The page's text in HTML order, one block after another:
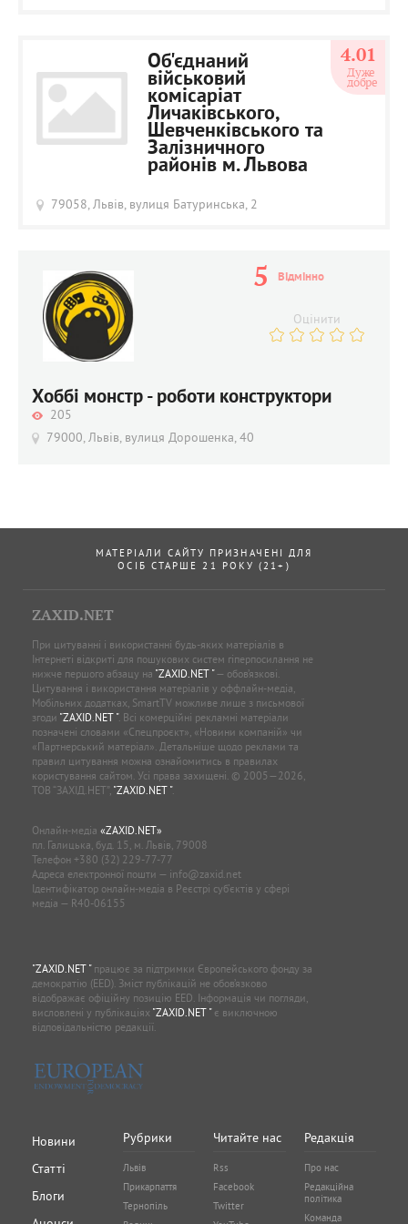
Об'єднаний
військовий
комісаріат
Личаківського,
Шевченківського та
Залізничного
районів м. Львова
79058, Львів, вулиця Батуринська, 2
4.01
Дуже
добре
Хоббі монстр - роботи конструктори
205
79000, Львів, вулиця Дорошенка, 40
5 Відмінно
Оцінити
МАТЕРІАЛИ САЙТУ ПРИЗНАЧЕНІ ДЛЯ
ОСІБ СТАРШЕ 21 РОКУ (21+)
ZAXID.NET
При цитуванні і використанні будь-яких матеріалів в
Інтернеті відкриті для пошукових систем гіперпосилання не
нижче першого абзацу на "ZAXID.NET "— обов’язкові.
Цитування і використання матеріалів у оффлайн-медіа,
Мобільних додатках, SmartTV можливе лише з письмової
згоди "ZAXID.NET ". Всі комерційні рекламні матеріали
позначені словами «Спецпроєкт», «Новини компаній» чи
«Партнерський матеріал». Детальніше щодо реклами та
правил цитування можна ознайомитись в правилах
користування сайтом. Усі права захищені. © 2005—2026,
ТОВ “ЗАХІД.НЕТ”, "ZAXID.NET ".
Онлайн-медіа «ZAXID.NET»
пл. Галицька, буд. 15, м. Львів, 79008
Телефон +380 (32) 229-77-77
Адреса електронної пошти — info@zaxid.net
Ідентифікатор онлайн-медіа в Реєстрі суб'єктів у сфері
медіа — R40-06155
"ZAXID.NET "працює за підтримки Європейського фонду за
демократію (EED). Зміст публікацій не обов’язково
відображає офіційну позицію EED. Інформація чи погляди,
висловлені у публікаціях "ZAXID.NET "є виключною
відповідальністю редакції.
Новини
Статті
Блоги
Рубрики
Львів
Прикарпаття
Тернопіль
Читайте нас
Rss
Facebook
Twitter
Редакція
Про нас
Редакційна
політика
Команда